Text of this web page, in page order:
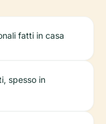
fatti in casa
spesso in